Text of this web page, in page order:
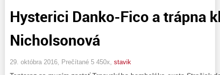
Hysterici Danko-Fico a trápna
Nicholsonová
29. októbra 2016, Prečítané 5 450x, stavik